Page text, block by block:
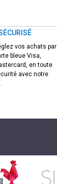
vos achats par
bleue Visa,
en toute
avec notre